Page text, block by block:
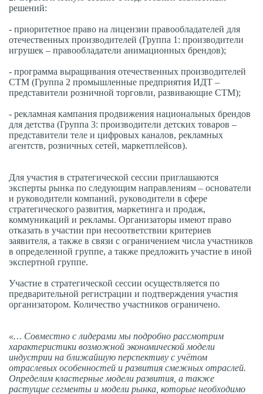
решений:
- приоритетное право на лицензии правообладателей для
отечественных производителей (Группа 1: производители
игрушек – правообладатели анимационных брендов);
- программа выращивания отечественных производителей
СТМ (Группа 2 промышленные предприятия ИДТ –
представители розничной торговли, развивающие СТМ);
- рекламная кампания продвижения национальных брендов
для детства (Группа 3: производители детских товаров –
представители теле и цифровых каналов, рекламных
агентств, розничных сетей, маркетплейсов).
Для участия в стратегической сессии приглашаются
эксперты рынка по следующим направлениям – основатели
и руководители компаний, руководители в сфере
стратегического развития, маркетинга и продаж,
коммуникаций и рекламы. Организаторы имеют право
отказать в участии при несоответствии критериев
заявителя, а также в связи с ограничением числа участников
в определенной группе, а также предложить участие в иной
экспертной группе.
Участие в стратегической сессии осуществляется по
предварительной регистрации и подтверждения участия
организатором. Количество участников ограничено.
«… Совместно с лидерами мы подробно рассмотрим
характеристики возможной экономической модели
индустрии на ближайшую перспективу с учётом
отраслевых особенностей и развития смежных отраслей.
Определим кластерные модели развития, а также
растущие сегменты и модели рынка, которые необходимо